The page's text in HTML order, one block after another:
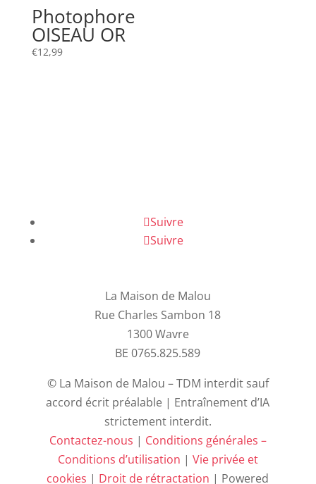
Photophore
OISEAU OR
€12,99
Suivre
Suivre
La Maison de Malou
Rue Charles Sambon 18
1300 Wavre
BE 0765.825.589
© La Maison de Malou – TDM interdit sauf
accord écrit préalable | Entraînement d’IA
strictement interdit.
Contactez-nous | Conditions générales –
Conditions d’utilisation | Vie privée et
cookies | Droit de rétractation | Powered